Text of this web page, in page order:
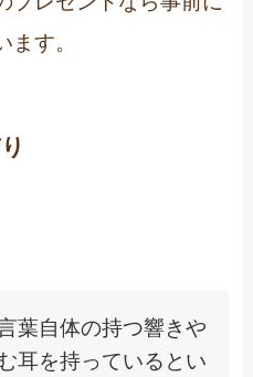
す。
葉自体の持つ響きや
耳を持っているとい